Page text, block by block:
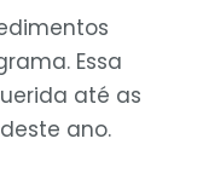
Essa
até as
ano.